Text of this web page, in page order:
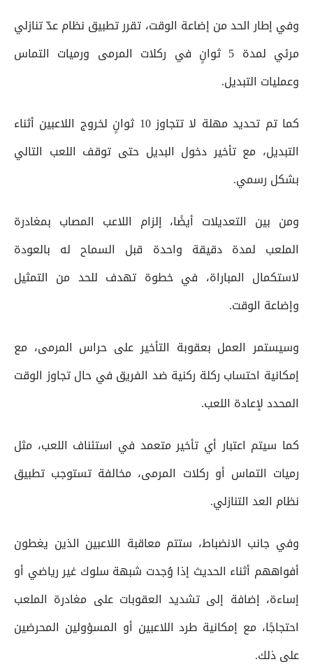
وفي إطار الحد من إضاعة الوقت، تقرر تطبيق نظام عدّ تنازلي
مرئي لمدة 5 ثوانٍ في ركلات المرمى ورميات التماس
وعمليات التبديل.
كما تم تحديد مهلة لا تتجاوز 10 ثوانٍ لخروج اللاعبين أثناء
التبديل، مع تأخير دخول البديل حتى توقف اللعب التالي
بشكل رسمي.
ومن بين التعديلات أيضًا، إلزام اللاعب المصاب بمغادرة
الملعب لمدة دقيقة واحدة قبل السماح له بالعودة
لاستكمال المباراة، في خطوة تهدف للحد من التمثيل
وإضاعة الوقت.
وسيستمر العمل بعقوبة التأخير على حراس المرمى، مع
إمكانية احتساب ركلة ركنية ضد الفريق في حال تجاوز الوقت
المحدد لإعادة اللعب.
كما سيتم اعتبار أي تأخير متعمد في استئناف اللعب، مثل
رميات التماس أو ركلات المرمى، مخالفة تستوجب تطبيق
نظام العد التنازلي.
وفي جانب الانضباط، ستتم معاقبة اللاعبين الذين يغطون
أفواههم أثناء الحديث إذا وُجدت شبهة سلوك غير رياضي أو
إساءة، إضافة إلى تشديد العقوبات على مغادرة الملعب
احتجاجًا، مع إمكانية طرد اللاعبين أو المسؤولين المحرضين
على ذلك.